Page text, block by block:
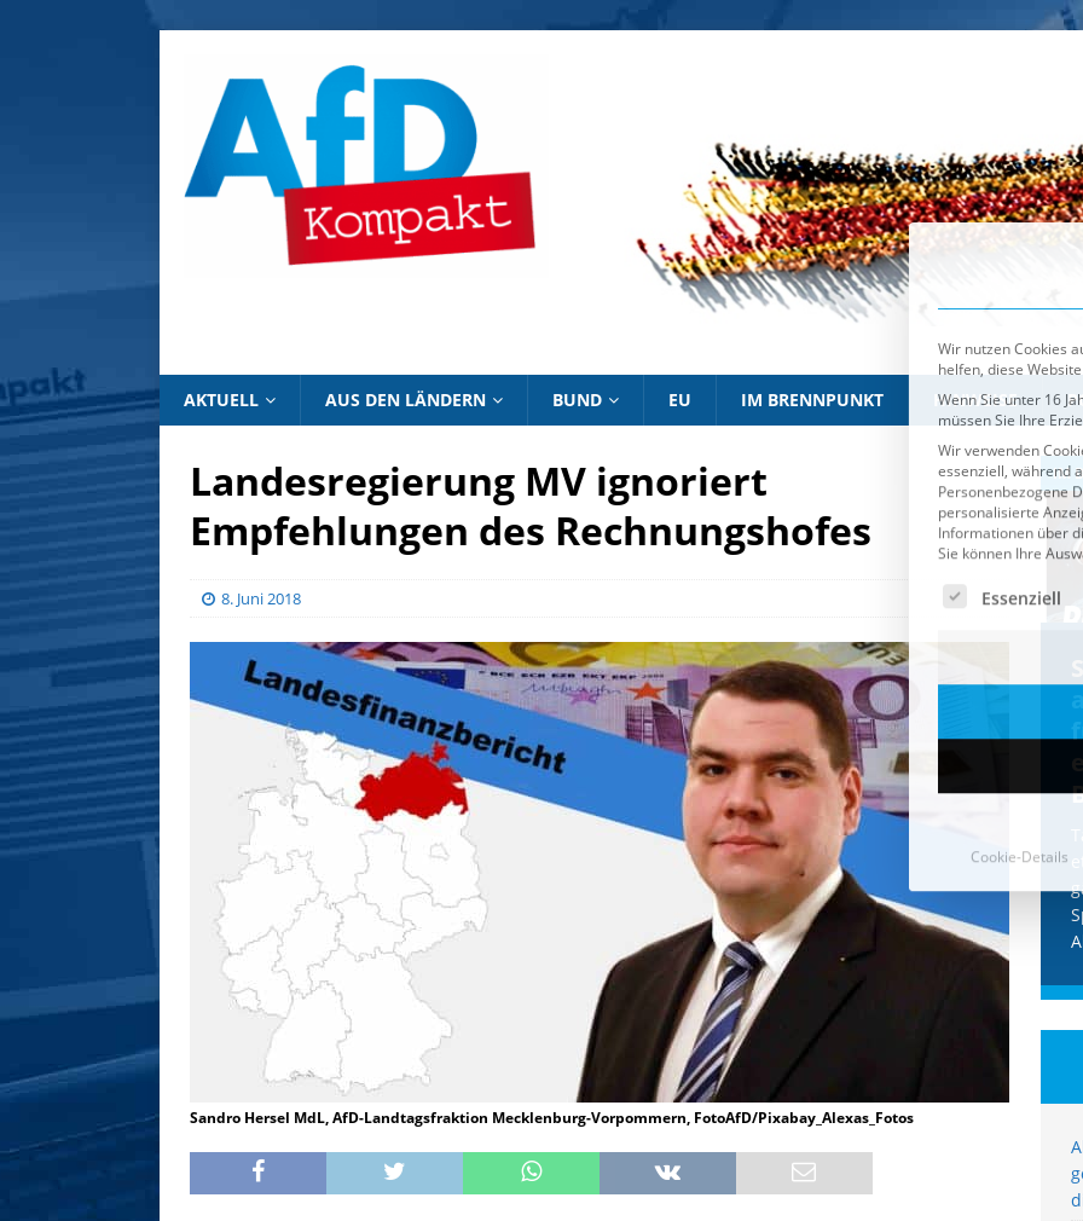
AKTUELL AUS DEN LÄNDERN BUND EU IM BRENNPUNKT HINWEISE
Landesregierung MV ignoriert
Empfehlungen des Rechnungshofes
8. Juni 2018
Sandro Hersel MdL, AfD-Landtagsfraktion Mecklenburg-Vorpommern, FotoAfD/Pixabay_Alexas_Fotos
IM BRENNPUNKT
CDU & Ampel wollen nach
der Wahl wieder Afghanen
einfliegen: Zeit für ein
Asylmoratorium!
Die Bundesregierung und die CDU
halten die Wähler für dumm! Weil die
Stimmung wegen der von Afghanen
verübten Anschläge kippte, wurden die
Flüge vor der[...]
IM
Wir nutzen Cookies
helfen, diese
Wenn Sie unter 16
müssen Sie Ihre
essenziell, während
Personenbezogene
personalisierte
Sie können Ihre
Es folgt eine
Essenziell